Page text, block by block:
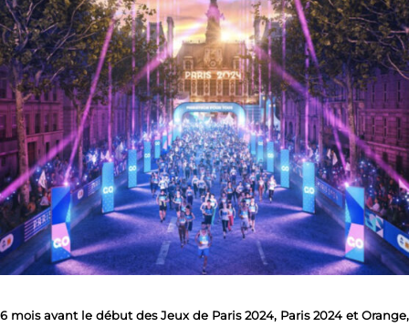
6 mois avant le début des Jeux de Paris 2024, Paris 2024 et Orange,